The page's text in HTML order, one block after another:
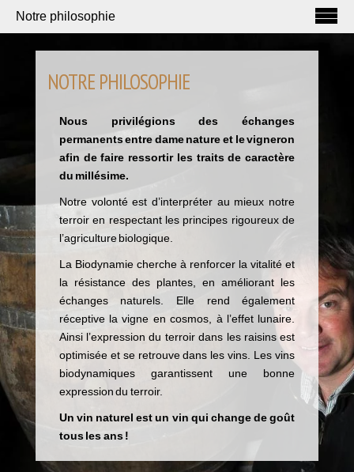
Notre philosophie
NOTRE PHILOSOPHIE
Nous privilégions des échanges
permanents entre dame nature et le vigneron
afin de faire ressortir les traits de caractère
du millésime.
Notre volonté est d’interpréter au mieux notre
terroir en respectant les principes rigoureux de
l’agriculture biologique.
La Biodynamie cherche à renforcer la vitalité et
la résistance des plantes, en améliorant les
échanges naturels. Elle rend également
réceptive la vigne en cosmos, à l’effet lunaire.
Ainsi l’expression du terroir dans les raisins est
optimisée et se retrouve dans les vins. Les vins
biodynamiques garantissent une bonne
expression du terroir.
Un vin naturel est un vin qui change de goût
tous les ans !